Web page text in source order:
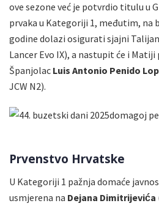
ove sezone već je potvrdio titulu u
prvaka u Kategoriji 1, međutim, na
godine dolazi osigurati sjajni Talijan
Lancer Evo IX), a nastupit će i
Španjolac Luis Antonio Penido
JCW N2).
Prvenstvo Hrvatske
U Kategoriji 1 pažnja domaće
usmjerena na Dejana Dimitrijevića